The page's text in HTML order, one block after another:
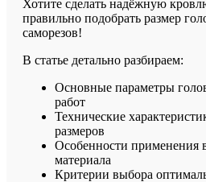
Хотите сделать надёжную
правильно подобрать размер
саморезов!
В статье детально разбираем:
Основные параметры
работ
Технические
размеров
Особенности применения
материала
Критерии выбора